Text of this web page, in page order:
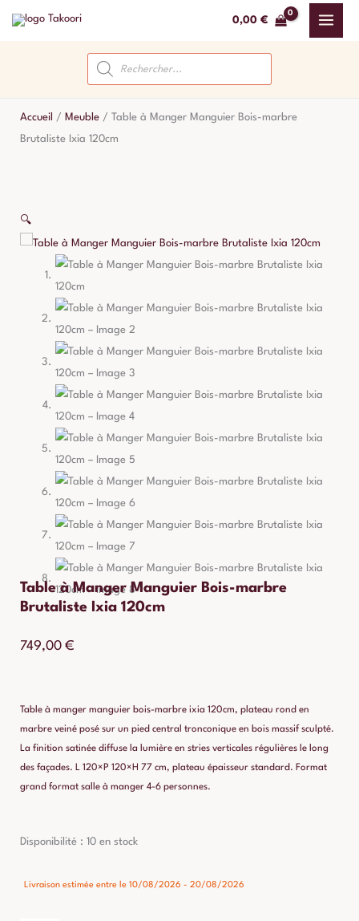
0,00 €
Recherche
de
produits
Accueil / Meuble / Table à Manger Manguier Bois-marbre
Brutaliste Ixia 120cm
🔍
Table à Manger Manguier Bois-marbre
Brutaliste Ixia 120cm
749,00 €
Table à manger manguier bois-marbre ixia 120cm, plateau rond en
marbre veiné posé sur un pied central tronconique en bois massif sculpté.
La finition satinée diffuse la lumière en stries verticales régulières le long
des façades. L 120×P 120×H 77 cm, plateau épaisseur standard. Format
grand format salle à manger 4-6 personnes.
Disponibilité : 10 en stock
Livraison estimée entre le 10/08/2026 - 20/08/2026
quantité
Table